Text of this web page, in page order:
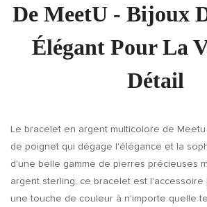
De MeetU - Bijoux
Élégant Pour La
Détail
Le bracelet en argent multicolore de
de poignet qui dégage l'élégance et la
d'une belle gamme de pierres précieuses
argent sterling, ce bracelet est
une touche de couleur à n'importe quelle